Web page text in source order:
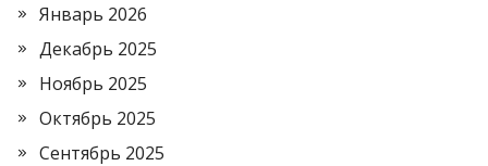
Январь 2026
Декабрь 2025
Ноябрь 2025
Октябрь 2025
Сентябрь 2025